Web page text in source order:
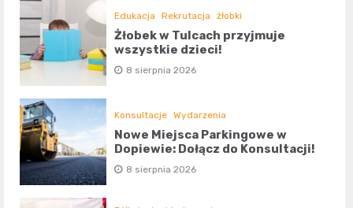
Edukacja Rekrutacja żłobki
Żłobek w Tulcach przyjmuje
wszystkie dzieci!
8 sierpnia 2026
Konsultacje Wydarzenia
Nowe Miejsca Parkingowe w
Dopiewie: Dołącz do Konsultacji!
8 sierpnia 2026